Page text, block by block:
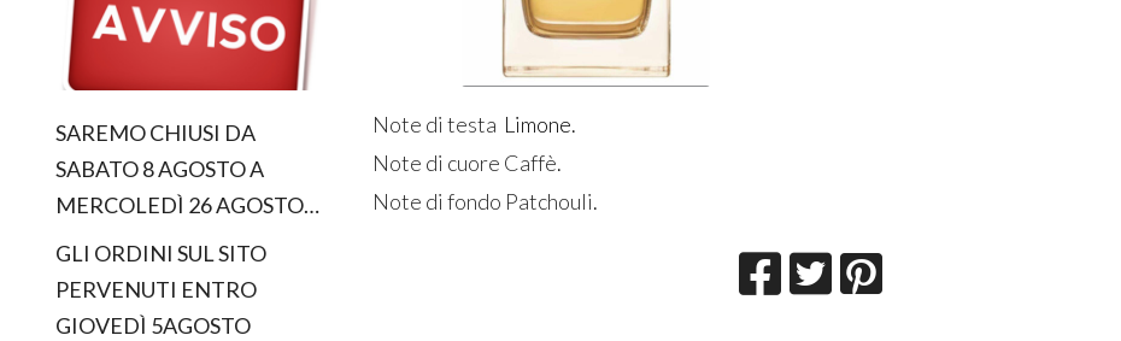
Note di testa Limone.
Note di cuore Caffè.
Note di fondo Patchouli.
SAREMO CHIUSI DA
SABATO 8 AGOSTO A
MERCOLEDÌ 26 AGOSTO…
GLI ORDINI SUL SITO
PERVENUTI ENTRO
GIOVEDÌ 5AGOSTO